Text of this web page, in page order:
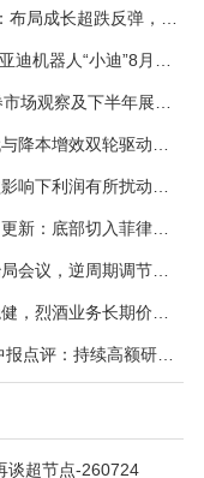
招商证券-A股流动性与风格跟踪月报：布局成长超跌反弹，保留部分再平衡配置-260805
上海证券-汽车与零部件行业周报：比亚迪机器人“小迪”8月亮相，“人工智能+”赋能邮政无人机无人车加速落地-260805
联合资信-2026年上半年地方政府债券市场观察及下半年展望：积极财政政策提质增效，地方债务迈向长效治理-260806
招商证券-宇通客车-600066-新品迭代与降本增效双轮驱动，海外市场放量可期-260805
中泰证券-国邦医药-605507-汇兑损益影响下利润有所扰动，期待底部反转-260805
国泰海通证券-华新建材-600801-公司更新：底部切入菲律宾市场，出海进程加快-260805
西部证券-总量月报第12期：聚焦政治局会议，逆周期调节加力，增量政策可期-260806
华源证券-百润股份-002568-基本面稳健，烈酒业务长期价值亟待体现-260806
华西证券-先导基电-600641-2026年中报点评：持续高额研发投入，离子注入机、半导体材料加速突破-260802
谈超节点-260724